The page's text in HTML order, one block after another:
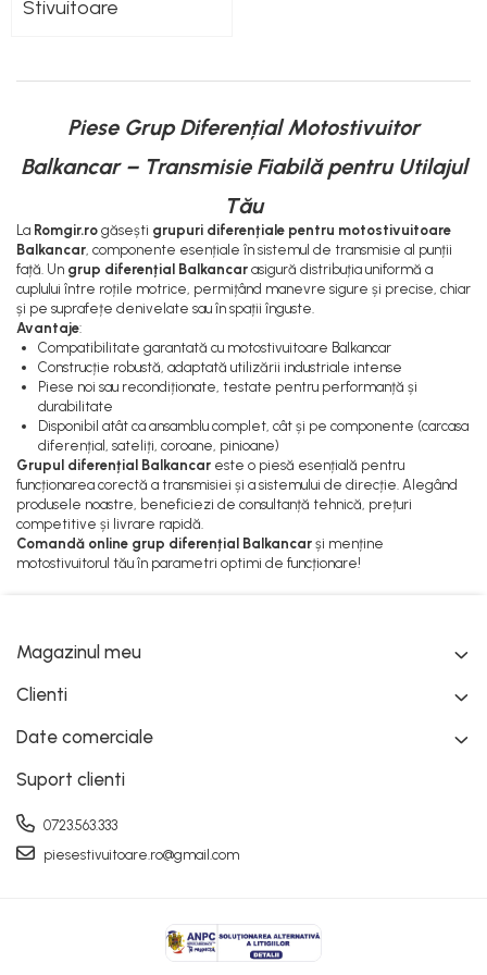
Pompe Alimentare
Ambreiaj
Cardan Transmisie
Pompe Transmisie
Frana de Mana
Pistoane Frana
Pompe Frana
Saboti Frana
Tamburi Frana
Sistem Hidraulic
Distribuitoare Hidraulice
Pompe Hidraulice
Sistem Hidraulic Motostivuitor
Sistem Racire
Piese Racire
Pompe Apa
Radiatoare Racire
Termostate Răcire
Stivuitoare
Piese Grup Diferențial Motostivuitor
Balkancar – Transmisie Fiabilă pentru Utilajul
Tău
La Romgir.ro găsești grupuri diferențiale pentru motostivuitoare
Balkancar, componente esențiale în sistemul de transmisie al punții
față. Un grup diferențial Balkancar asigură distribuția uniformă a
cuplului între roțile motrice, permițând manevre sigure și precise, chiar
și pe suprafețe denivelate sau în spații înguste.
Avantaje:
Compatibilitate garantată cu motostivuitoare Balkancar
Construcție robustă, adaptată utilizării industriale intense
Piese noi sau recondiționate, testate pentru performanță și
durabilitate
Disponibil atât ca ansamblu complet, cât și pe componente (carcasa
diferențial, sateliți, coroane, pinioane)
Grupul diferențial Balkancar este o piesă esențială pentru
funcționarea corectă a transmisiei și a sistemului de direcție. Alegând
produsele noastre, beneficiezi de consultanță tehnică, prețuri
competitive și livrare rapidă.
Comandă online grup diferențial Balkancar și menține
motostivuitorul tău în parametri optimi de funcționare!
Magazinul meu
Clienti
Date comerciale
Suport clienti
0723.563.333
piesestivuitoare.ro@gmail.com